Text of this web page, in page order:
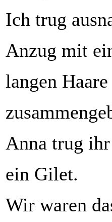
Ich trug
Anzug mit
langen
Anna trug
ein Gilet.
Wir waren